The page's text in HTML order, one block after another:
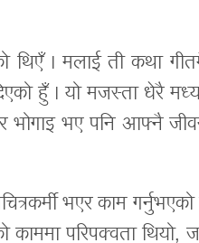
थिएँ । मलाई ती कथा
हुँ । यो मजस्ता धेरै
भोगाइ भए पनि आफ्नै
भएर काम
परिपक्वता थियो,